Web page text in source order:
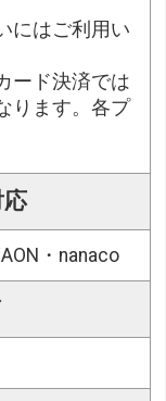
にはご利用い
ード決済では
ります。各プ
・nanaco